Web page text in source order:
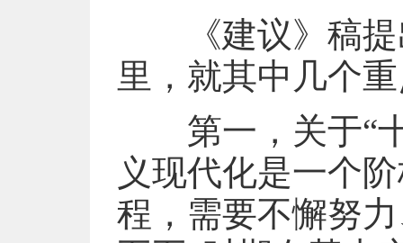
《建议》稿提
里，就其中几个
第一，关于“十
义现代化是一个
程，需要不懈努